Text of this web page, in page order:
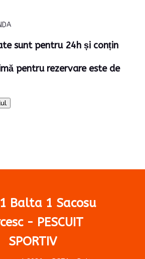
sunt pentru 24h și conțin
pentru rezervare este de
Balta 1 Sacosu
- PESCUIT
SPORTIV